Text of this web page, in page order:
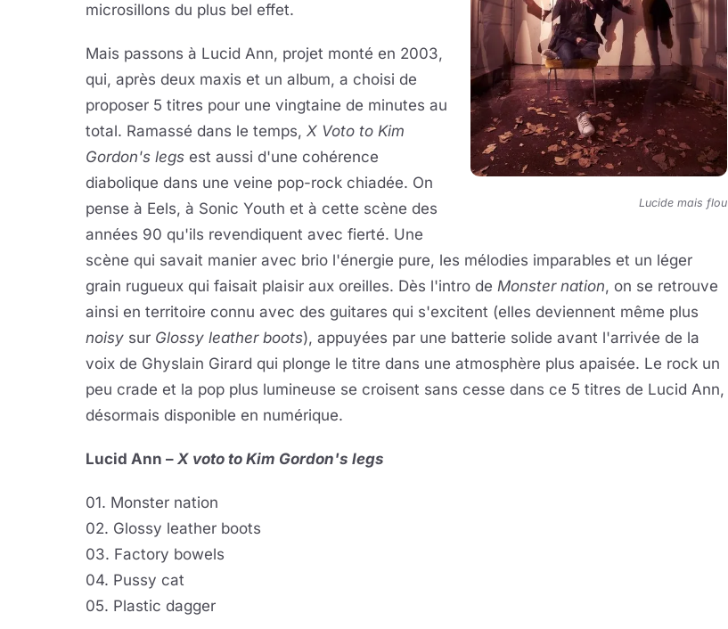
Lucide mais flou
microsillons du plus bel effet.
Mais passons à Lucid Ann, projet monté en 2003,
qui, après deux maxis et un album, a choisi de
proposer 5 titres pour une vingtaine de minutes au
total. Ramassé dans le temps, X Voto to Kim
Gordon's legs est aussi d'une cohérence
diabolique dans une veine pop-rock chiadée. On
pense à Eels, à Sonic Youth et à cette scène des
années 90 qu'ils revendiquent avec fierté. Une
scène qui savait manier avec brio l'énergie pure, les mélodies imparables et un léger
grain rugueux qui faisait plaisir aux oreilles. Dès l'intro de Monster nation, on se retrouve
ainsi en territoire connu avec des guitares qui s'excitent (elles deviennent même plus
noisy sur Glossy leather boots), appuyées par une batterie solide avant l'arrivée de la
voix de Ghyslain Girard qui plonge le titre dans une atmosphère plus apaisée. Le rock un
peu crade et la pop plus lumineuse se croisent sans cesse dans ce 5 titres de Lucid Ann,
désormais disponible en numérique.
Lucid Ann – X voto to Kim Gordon's legs
01. Monster nation
02. Glossy leather boots
03. Factory bowels
04. Pussy cat
05. Plastic dagger